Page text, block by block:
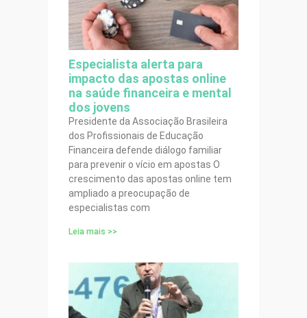
Especialista alerta para
impacto das apostas online
na saúde financeira e mental
dos jovens
Presidente da Associação Brasileira
dos Profissionais de Educação
Financeira defende diálogo familiar
para prevenir o vício em apostas O
crescimento das apostas online tem
ampliado a preocupação de
especialistas com
Leia mais >>